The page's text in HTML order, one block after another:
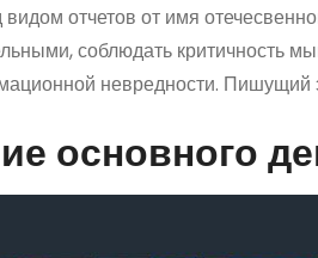
видом отчетов от имя
соблюдать критичность
невредности. Пишущий
основного